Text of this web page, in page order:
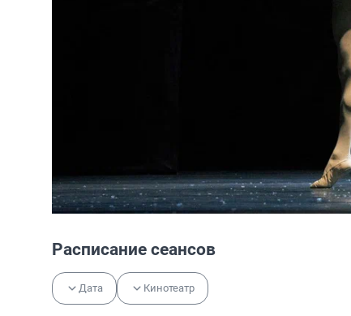
Расписание сеансов
Дата Кинотеатр